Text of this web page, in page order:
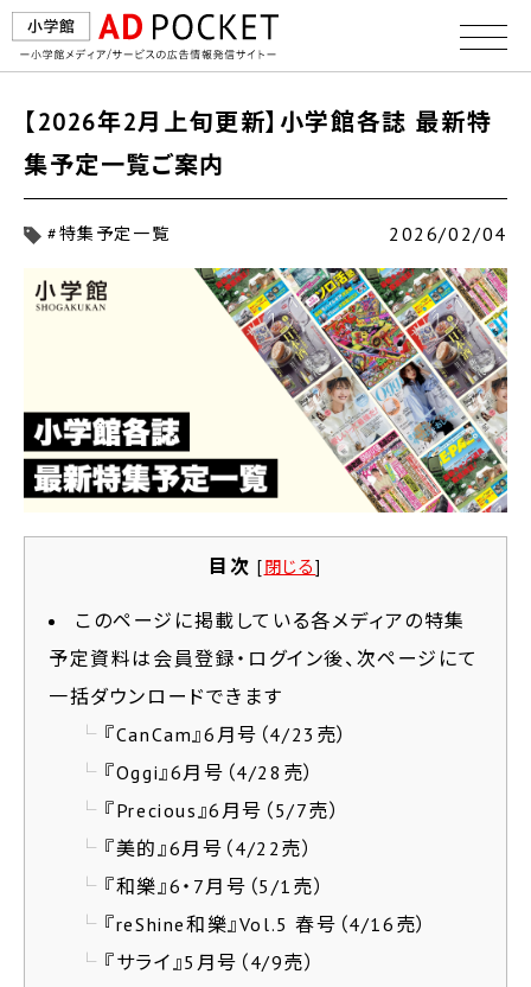
【2026年2月上旬更新】小学館各誌 最新特
集予定一覧ご案内
#特集予定一覧 2026/02/04
目次 [閉じる]
このページに掲載している各メディアの特集
予定資料は会員登録・ログイン後、次ページにて
一括ダウンロードできます
『CanCam』6月号（4/23売）
『Oggi』6月号（4/28売）
『Precious』6月号（5/7売）
『美的』6月号（4/22売）
『和樂』6・7月号（5/1売）
『reShine和樂』Vol.5 春号（4/16売）
『サライ』5月号（4/9売）